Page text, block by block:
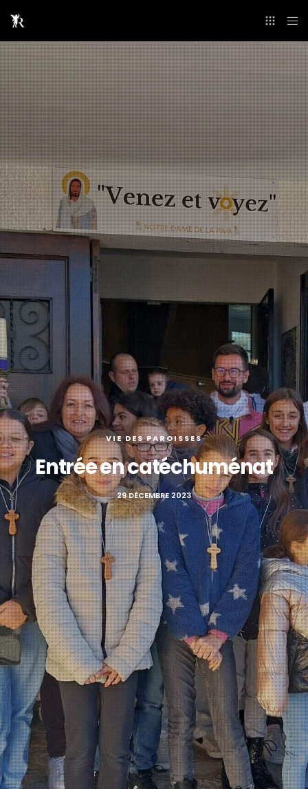
VIE DES PAROISSES
Entrée en catéchuménat
29 DÉCEMBRE 2023